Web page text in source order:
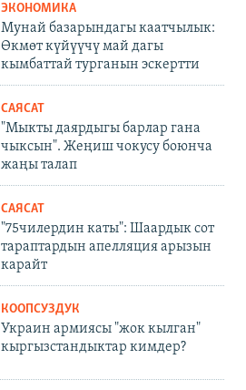
ЭКОНОМИКА
Мунай базарындагы каатчылык:
Өкмөт күйүүчү май дагы
кымбаттай турганын эскертти
САЯСАТ
"Мыкты даярдыгы барлар гана
чыксын". Жеңиш чокусу боюнча
жаңы талап
САЯСАТ
"75чилердин каты": Шаардык сот
тараптардын апелляция арызын
карайт
КООПСУЗДУК
Украин армиясы "жок кылган"
кыргызстандыктар кимдер?